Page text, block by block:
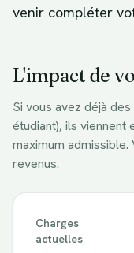
venir compléter
L'impact de
Si vous avez déjà
étudiant), ils viennent
maximum
revenus.
Charges
actuelles